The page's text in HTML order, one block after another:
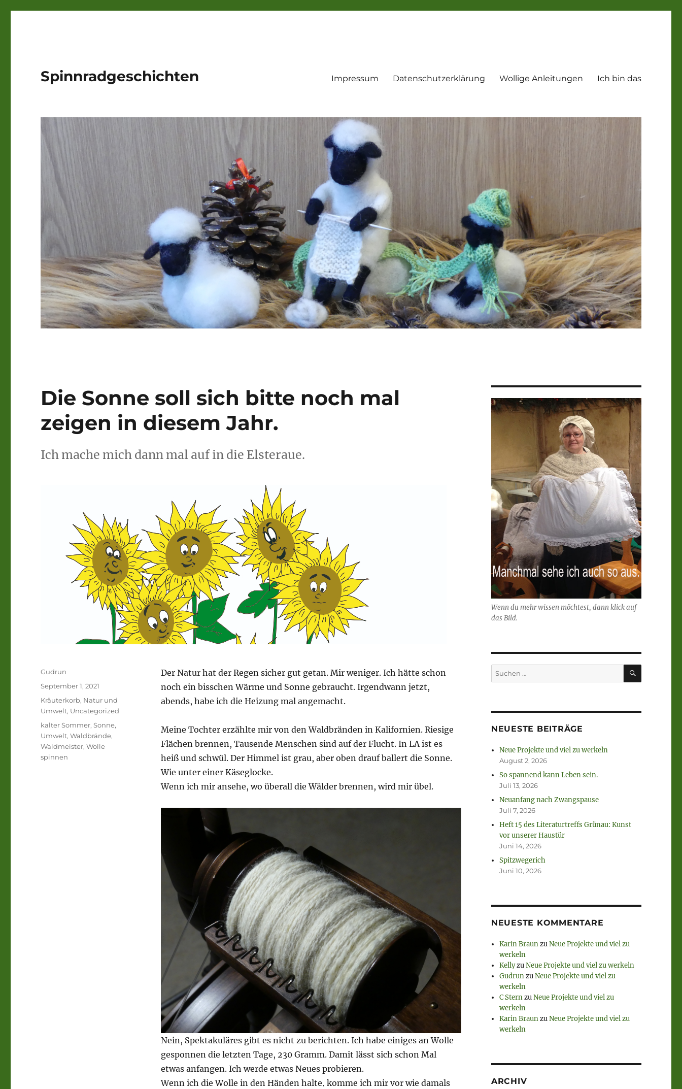
Spinnradgeschichten Impressum Datenschutzerklärung Wollige Anleitungen Ich bin das
Die Sonne soll sich bitte noch mal
zeigen in diesem Jahr.
Ich mache mich dann mal auf in die Elsteraue.
Der Natur hat der Regen sicher gut getan. Mir weniger. Ich hätte schon
noch ein bisschen Wärme und Sonne gebraucht. Irgendwann jetzt,
abends, habe ich die Heizung mal angemacht.
Meine Tochter erzählte mir von den Waldbränden in Kalifornien. Riesige
Flächen brennen, Tausende Menschen sind auf der Flucht. In LA ist es
heiß und schwül. Der Himmel ist grau, aber oben drauf ballert die Sonne.
Wie unter einer Käseglocke.
Wenn ich mir ansehe, wo überall die Wälder brennen, wird mir übel.
Nein, Spektakuläres gibt es nicht zu berichten. Ich habe einiges an Wolle
gesponnen die letzten Tage, 230 Gramm. Damit lässt sich schon Mal
etwas anfangen. Ich werde etwas Neues probieren.
Wenn ich die Wolle in den Händen halte, komme ich mir vor wie damals
Autor
Gudrun
Veröffentlicht
am
September 1, 2021
Kategorien
Kräuterkorb, Natur und
Umwelt, Uncategorized
Schlagwörter
kalter Sommer,Sonne,
Umwelt,Waldbrände,
Waldmeister,Wolle
spinnen
Wenn du mehr wissen möchtest, dann klick auf
das Bild.
Suchen
nach:
SUCHEN
NEUESTE BEITRÄGE
Neue Projekte und viel zu werkeln
August 2, 2026
So spannend kann Leben sein.
Juli 13, 2026
Neuanfang nach Zwangspause
Juli 7, 2026
Heft 15 des Literaturtreffs Grünau: Kunst
vor unserer Haustür
Juni 14, 2026
Spitzwegerich
Juni 10, 2026
NEUESTE KOMMENTARE
Karin BraunzuNeue Projekte und viel zu
werkeln
KellyzuNeue Projekte und viel zu werkeln
GudrunzuNeue Projekte und viel zu
werkeln
C SternzuNeue Projekte und viel zu
werkeln
Karin BraunzuNeue Projekte und viel zu
werkeln
ARCHIV